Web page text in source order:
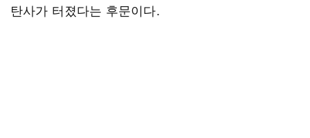
탄사가 터졌다는 후문이다.